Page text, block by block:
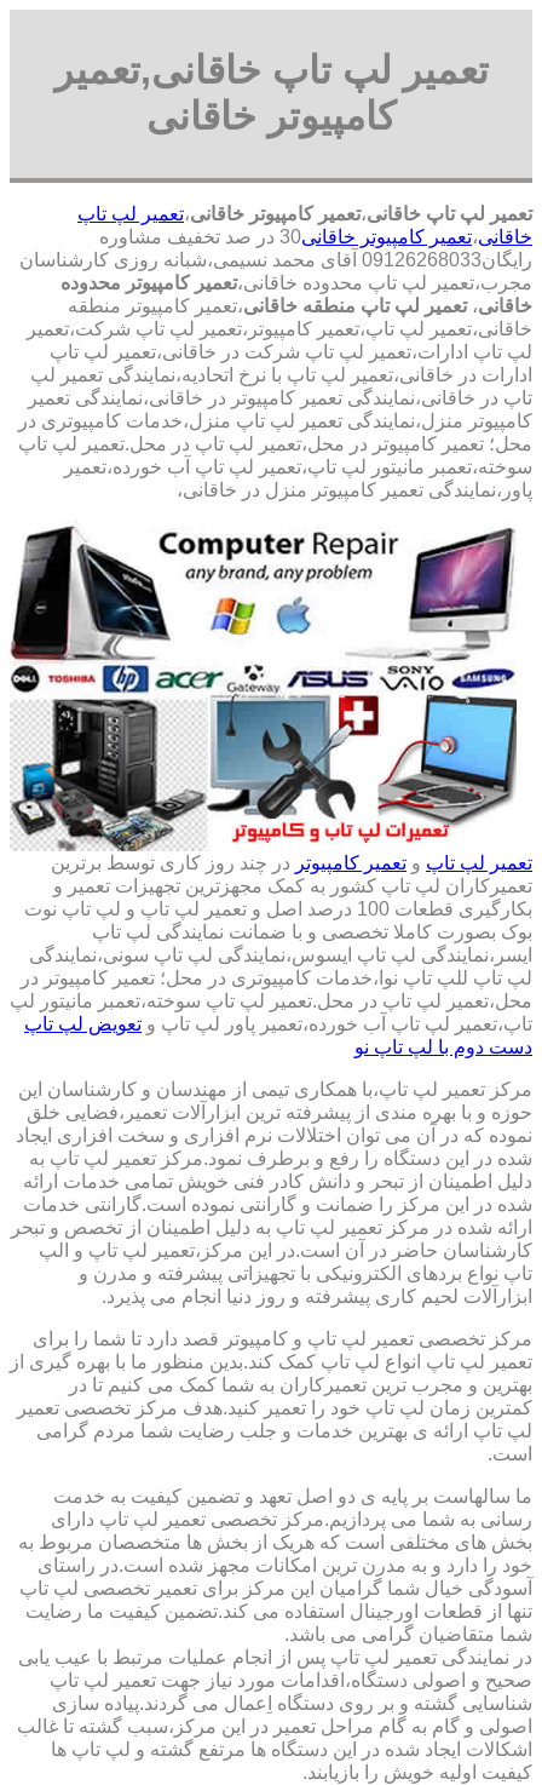
تعمیر لپ تاپ خاقانی,تعمیر
کامپیوتر خاقانی
تعمیر لپ تاپ خاقانی،تعمیر کامپیوتر خاقانی،تعمیر لپ تاپ
خاقانی،تعمیر کامپیوتر خاقانی
30 در صد تخفیف مشاوره
رایگان09126268033 آقای محمد نسیمی،شبانه روزی کارشناسان
مجرب،تعمیر لپ تاپ محدوده خاقانی،تعمیر کامپیوتر محدوده
خاقانی، تعمیر لپ تاپ منطقه خاقانی،تعمیر کامپیوتر منطقه
خاقانی،تعمیر لپ تاپ،تعمیر کامپیوتر،تعمیر لپ تاپ شرکت،تعمیر
لپ تاپ ادارات،تعمیر لپ تاپ شرکت در خاقانی،تعمیر لپ تاپ
ادارات در خاقانی،تعمیر لپ تاپ با نرخ اتحادیه،نمایندگی تعمیر لپ
تاپ در خاقانی،نمایندگی تعمیر کامپیوتر در خاقانی،نمایندگی تعمیر
کامپیوتر منزل،نمایندگی تعمیر لپ تاپ منزل،خدمات کامپیوتری در
محل؛ تعمیر کامپیوتر در محل،تعمیر لپ تاپ در محل.تعمیر لپ تاپ
سوخته،تعمبر مانیتور لپ تاپ،تعمیر لپ تاپ آب خورده،تعمیر
پاور،نمایندگی تعمیر کامپیوتر منزل در خاقانی،
تعمیر لپ تاپ و تعمیر کامپیوتر در چند روز کاری توسط برترین
تعمیرکاران لپ تاپ کشور به کمک مجهزترین تجهیزات تعمیر و
بکارگیری قطعات 100 درصد اصل و تعمیر لپ تاپ و لپ تاپ نوت
بوک بصورت کاملا تخصصی و با ضمانت نمایندگی لپ تاپ
ایسر،نمایندگی لپ تاپ ایسوس،نمایندگی لپ تاپ سونی،نمایندگی
لپ تاپ للپ تاپ نوا،خدمات کامپیوتری در محل؛ تعمیر کامپیوتر در
محل،تعمیر لپ تاپ در محل.تعمیر لپ تاپ سوخته،تعمبر مانیتور لپ
تاپ،تعمیر لپ تاپ آب خورده،تعمیر پاور لپ تاپ و تعویض لپ تاپ
دست دوم با لپ تاپ نو
مرکز تعمیر لپ تاپ،با همکاری تیمی از مهندسان و کارشناسان این
حوزه و با بهره مندی از پیشرفته ترین ابزارآلات تعمیر،فضایی خلق
نموده که در آن می توان اختلالات نرم افزاری و سخت افزاری ایجاد
شده در این دستگاه را رفع و برطرف نمود.مرکز تعمیر لپ تاپ به
دلیل اطمینان از تبحر و دانش کادر فنی خویش تمامی خدمات ارائه
شده در این مرکز را ضمانت و گارانتی نموده است.گارانتی خدمات
ارائه شده در مرکز تعمیر لپ تاپ به دلیل اطمینان از تخصص و تبحر
کارشناسان حاضر در آن است.در این مرکز،تعمیر لپ تاپ و الپ
تاپ نواع بردهای الکترونیکی با تجهیزاتی پیشرفته و مدرن و
ابزارآلات لحیم کاری پیشرفته و روز دنیا انجام می پذیرد.
مرکز تخصصی تعمیر لپ تاپ و کامپیوتر قصد دارد تا شما را برای
تعمیر لپ تاپ انواع لپ تاپ کمک کند.بدین منظور ما با بهره گیری از
بهترین و مجرب ترین تعمیرکاران به شما کمک می کنیم تا در
کمترین زمان لپ تاپ خود را تعمیر کنید.هدف مرکز تخصصی تعمیر
لپ تاپ ارائه ی بهترین خدمات و جلب رضایت شما مردم گرامی
است.
ما سالهاست بر پایه ی دو اصل تعهد و تضمین کیفیت به خدمت
رسانی به شما می پردازیم.مرکز تخصصی تعمیر لپ تاپ دارای
بخش های مختلفی است که هریک از بخش ها متخصصان مربوط به
خود را دارد و به مدرن ترین امکانات مجهز شده است.در راستای
آسودگی خیال شما گرامیان این مرکز برای تعمیر تخصصی لپ تاپ
تنها از قطعات اورجینال استفاده می کند.تضمین کیفیت ما رضایت
شما متقاضیان گرامی می باشد.
در نمایندگی تعمیر لپ تاپ پس از انجام عملیات مرتبط با عیب یابی
صحیح و اصولی دستگاه،اقدامات مورد نیاز جهت تعمیر لپ تاپ
شناسایی گشته و بر روی دستگاه اِعمال می گردند.پیاده سازی
اصولی و گام به گام مراحل تعمیر در این مرکز،سبب گشته تا غالب
اشکالات ایجاد شده در این دستگاه ها مرتفع گشته و لپ تاپ ها
کیفیت اولیه خویش را بازیابند.